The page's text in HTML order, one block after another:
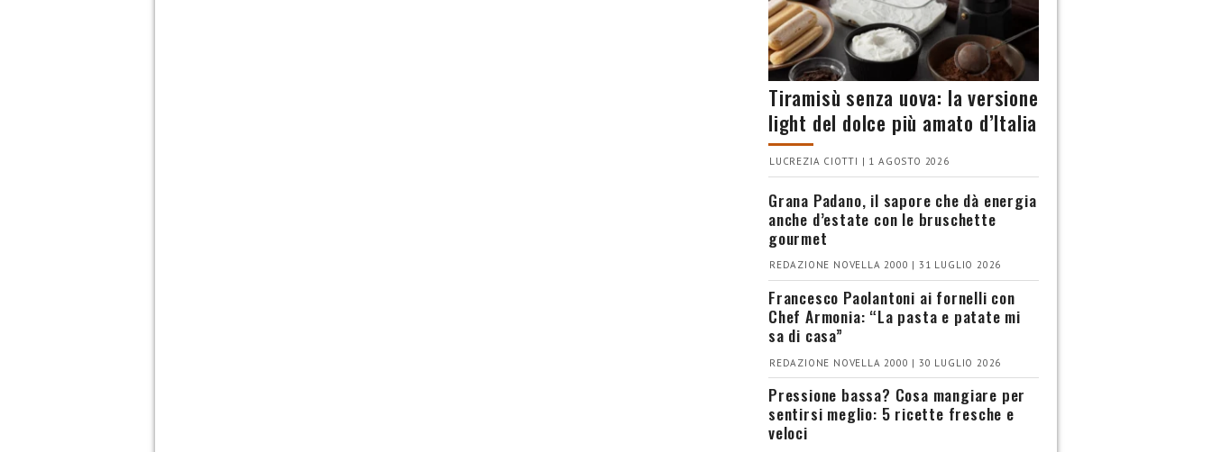
Tiramisù senza uova: la versione
light del dolce più amato d’Italia
LUCREZIA CIOTTI | 1 AGOSTO 2026
Grana Padano, il sapore che dà energia
anche d’estate con le bruschette
gourmet
REDAZIONE NOVELLA 2000 | 31 LUGLIO 2026
Francesco Paolantoni ai fornelli con
Chef Armonia: “La pasta e patate mi
sa di casa”
REDAZIONE NOVELLA 2000 | 30 LUGLIO 2026
Pressione bassa? Cosa mangiare per
sentirsi meglio: 5 ricette fresche e
veloci